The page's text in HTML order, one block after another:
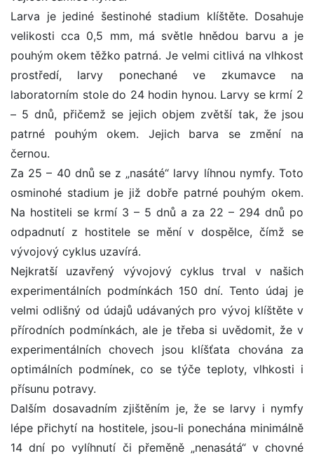
Larva je jediné šestinohé stadium klíštěte. Dosahuje
velikosti cca 0,5 mm, má světle hnědou barvu a je
pouhým okem těžko patrná. Je velmi citlivá na vlhkost
prostředí, larvy ponechané ve zkumavce na
laboratorním stole do 24 hodin hynou. Larvy se krmí 2
– 5 dnů, přičemž se jejich objem zvětší tak, že jsou
patrné pouhým okem. Jejich barva se změní na
černou.
Za 25 – 40 dnů se z „nasáté“ larvy líhnou nymfy. Toto
osminohé stadium je již dobře patrné pouhým okem.
Na hostiteli se krmí 3 – 5 dnů a za 22 – 294 dnů po
odpadnutí z hostitele se mění v dospělce, čímž se
vývojový cyklus uzavírá.
Nejkratší uzavřený vývojový cyklus trval v našich
experimentálních podmínkách 150 dní. Tento údaj je
velmi odlišný od údajů udávaných pro vývoj klíštěte v
přírodních podmínkách, ale je třeba si uvědomit, že v
experimentálních chovech jsou klíšťata chována za
optimálních podmínek, co se týče teploty, vlhkosti i
přísunu potravy.
Dalším dosavadním zjištěním je, že se larvy i nymfy
lépe přichytí na hostitele, jsou-li ponechána minimálně
14 dní po vylíhnutí či přeměně „nenasátá“ v chovné